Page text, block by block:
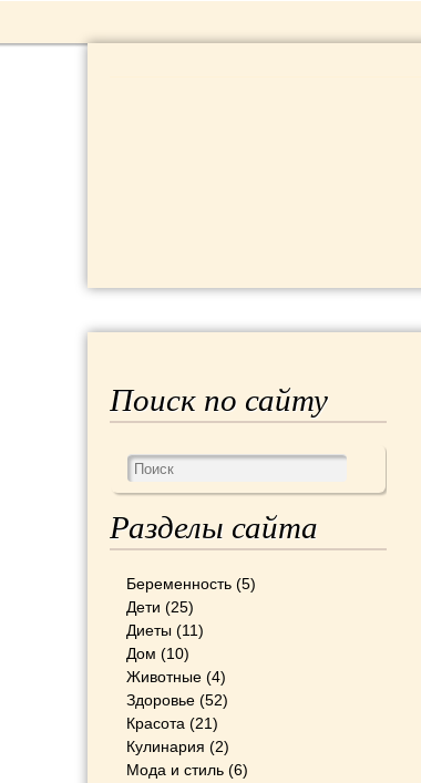
Поиск по сайту
Разделы сайта
Беременность (5)
Дети (25)
Диеты (11)
Дом (10)
Животные (4)
Здоровье (52)
Красота (21)
Кулинария (2)
Мода и стиль (6)